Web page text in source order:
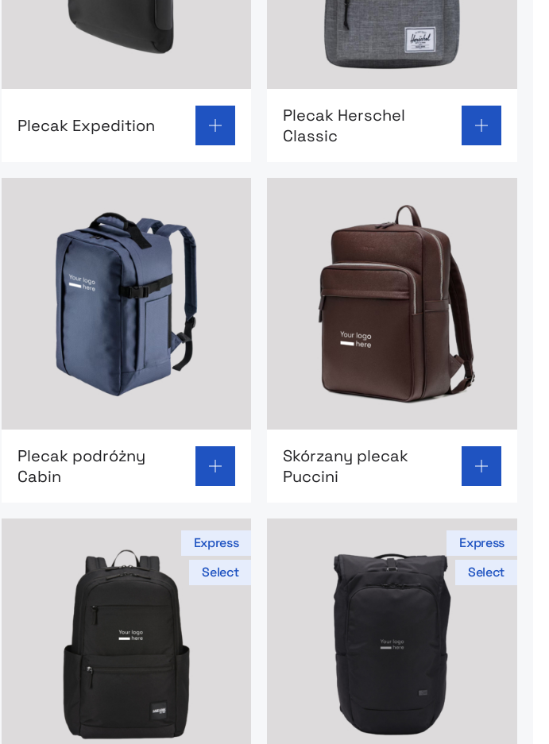
Plecak Expedition
Plecak Herschel
Classic
Plecak podróżny
Cabin
Skórzany plecak
Puccini
Express
Select
Express
Select